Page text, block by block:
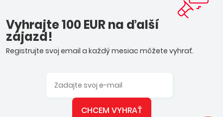
Vyhrajte 100 EUR na ďalší
zájazd!
Registrujte svoj email a každý mesiac môžete vyhrať.
CHCEM VYHRAŤ